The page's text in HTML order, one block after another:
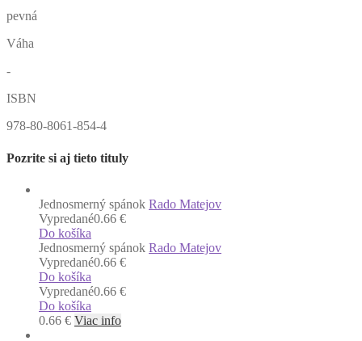
pevná
Váha
-
ISBN
978-80-8061-854-4
Pozrite si aj tieto tituly
Jednosmerný spánok Rado Matejov
Vypredané0.66 €
Do košíka
Jednosmerný spánok Rado Matejov
Vypredané0.66 €
Do košíka
Vypredané0.66 €
Do košíka
0.66 € Viac info